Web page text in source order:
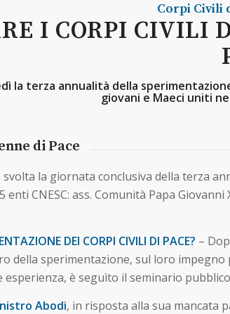
Corpi Civili
I CORPI CIVILI
la terza annualità della
giovani e Maeci uniti
di Pace
la giornata conclusiva della terza
CNESC: ass. Comunità Papa
DEI CORPI CIVILI DI PACE? –
della sperimentazione, sul loro
esperienza, è seguìto il seminario pubblico
Abodi, in risposta alla sua mancata